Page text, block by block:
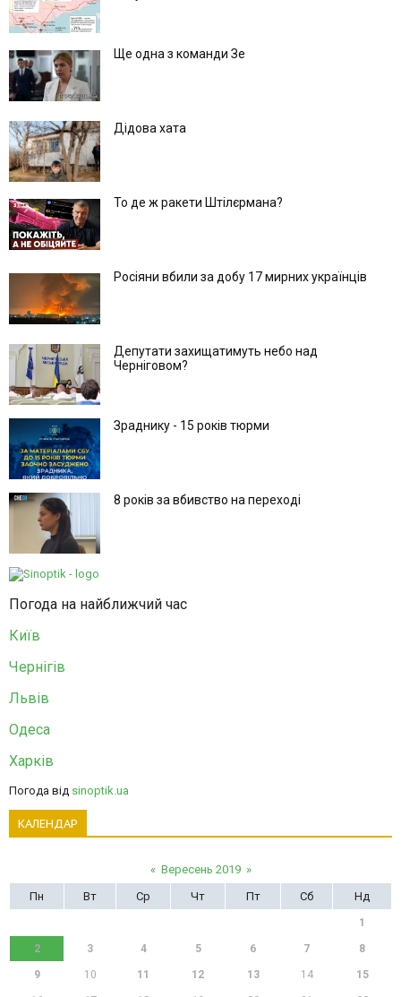
Ще одна з команди Зе
Дідова хата
То де ж ракети Штілєрмана?
Росіяни вбили за добу 17 мирних українців
Депутати захищатимуть небо над
Черніговом?
Зраднику - 15 років тюрми
8 років за вбивство на переході
Погода на найближчий час
Київ
Чернігів
Львів
Одеса
Харків
Погода від sinoptik.ua
КАЛЕНДАР
« Вересень 2019 »
Пн
Вт Ср Чт Пт Сб Нд
1
2 3 4 5 6 7 8
9 10 11 12 13 14 15